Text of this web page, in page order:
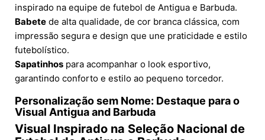
inspirado na equipe de futebol de Antigua e Barbuda.
Babete de alta qualidade, de cor branca clássica, com
impressão segura e design que une praticidade e estilo
futebolístico.
Sapatinhos para acompanhar o look esportivo,
garantindo conforto e estilo ao pequeno torcedor.
Personalização sem Nome: Destaque para o
Visual Antigua and Barbuda
Visual Inspirado na Seleção Nacional de